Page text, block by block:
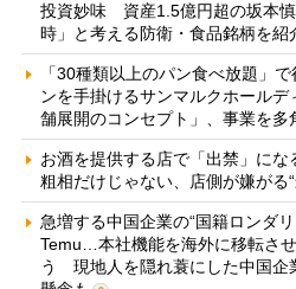
投資妙味 資産1.5億円超の坂本
時」と考える防衛・食品銘柄を紹
「30種類以上のパン食べ放題」
ンを手掛けるサンマルクホール
舗展開のコンセプト」、事業を多
お酒を提供する店で「出禁」に
粗相だけじゃない、店側が嫌がる
急増する中国企業の“国籍ロンダ
Temu…本社機能を海外に移転さ
う 現地人を隠れ蓑にした中国企